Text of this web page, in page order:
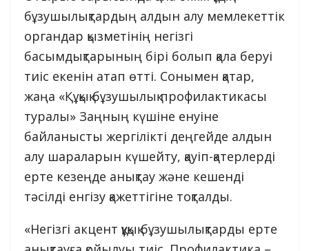
бұзушылықтардың алдын алу мемлекеттік
органдар қызметінің негізгі
басымдықтарының бірі болып қала беруі
тиіс екенін атап өтті. Сонымен қатар,
жаңа «Құқық бұзушылық профилактикасы
туралы» Заңның күшіне енуіне
байланысты жергілікті деңгейде алдын
алу шараларын күшейту, қауіп-қатерлерді
ерте кезеңде анықтау және кешенді
тәсілді енгізу қажеттігіне тоқталды.
«Негізгі акцент құқық бұзушылықтарды ерте